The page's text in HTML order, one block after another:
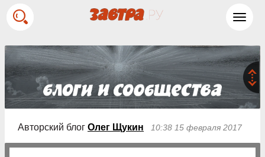
Авторский блог Олег Щукин 10:38 15 февраля 2017